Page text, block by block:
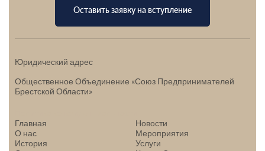
Оставить заявку на вступление
Юридический адрес
Общественное Объединение «Союз Предпринимателей
Брестской Области»
Главная
Новости
О нас
Мероприятия
История
Услуги